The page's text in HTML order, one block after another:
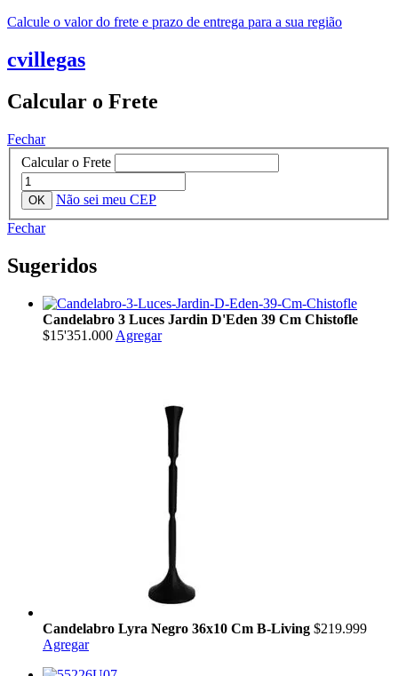
Calcule o valor do frete e prazo de entrega para a sua região
cvillegas
Calcular o Frete
Fechar
Calcular o Frete
Não sei meu CEP
Fechar
Sugeridos
Candelabro 3 Luces Jardin D'Eden 39 Cm Chistofle
$15'351.000 Agregar
Candelabro Lyra Negro 36x10 Cm B-Living $219.999
Agregar